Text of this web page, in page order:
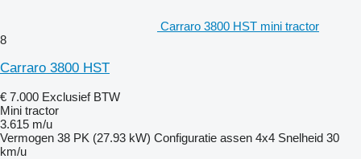
Carraro 3800 HST mini tractor
8
Carraro 3800 HST
€ 7.000 Exclusief BTW
Mini tractor
3.615 m/u
Vermogen 38 PK (27.93 kW) Configuratie assen 4x4 Snelheid 30
km/u